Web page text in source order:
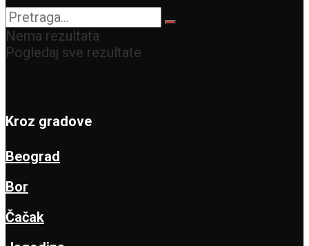
Nema rezultata
Pogledaj sve rezultate
Kroz gradove
Beograd
Bor
Čačak